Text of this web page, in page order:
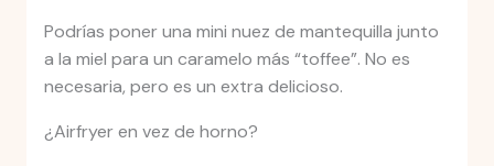
Podrías poner una mini nuez de mantequilla junto
a la miel para un caramelo más “toffee”. No es
necesaria, pero es un extra delicioso.
¿Airfryer en vez de horno?